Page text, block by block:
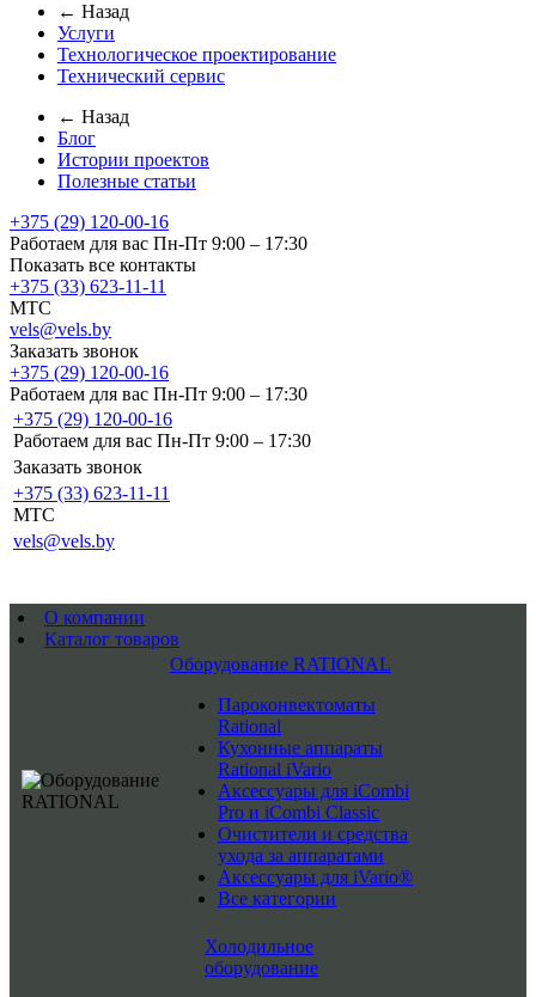
← Назад
Услуги
Технологическое проектирование
Технический сервис
← Назад
Блог
Истории проектов
Полезные статьи
+375 (29) 120-00-16
Работаем для вас Пн-Пт 9:00 – 17:30
Показать все контакты
+375 (33) 623-11-11
MTC
vels@vels.by
Заказать звонок
+375 (29) 120-00-16
Работаем для вас Пн-Пт 9:00 – 17:30
+375 (29) 120-00-16
Работаем для вас Пн-Пт 9:00 – 17:30
Заказать звонок
+375 (33) 623-11-11
MTC
vels@vels.by
О компании
Каталог товаров
Оборудование RATIONAL
Пароконвектоматы
Rational
Кухонные аппараты
Rational iVario
Аксессуары для iCombi
Pro и iCombi Classic
Очистители и средства
ухода за аппаратами
Аксессуары для iVario®
Все категории
Холодильное
оборудование